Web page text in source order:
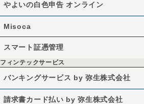
やよいの白色申告 オンライン
Misoca
スマート証憑管理
フィンテックサービス
バンキングサービス by 弥生株式会社
請求書カード払い by 弥生株式会社